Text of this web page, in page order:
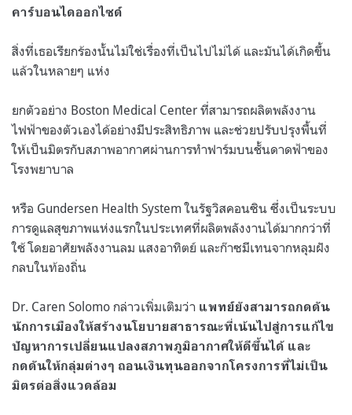
คาร์บอนไดออกไซด์
สิ่งที่เธอเรียกร้องนั้นไม่ใช่เรื่องที่เป็นไปไม่ได้ และมันได้เกิดขึ้น
แล้วในหลายๆ แห่ง
ยกตัวอย่าง Boston Medical Center ที่สามารถผลิตพลังงาน
ไฟฟ้าของตัวเองได้อย่างมีประสิทธิภาพ และช่วยปรับปรุงพื้นที่
ให้เป็นมิตรกับสภาพอากาศผ่านการทำฟาร์มบนชั้นดาดฟ้าของ
โรงพยาบาล
หรือ Gundersen Health System ในรัฐวิสคอนซิน ซึ่งเป็นระบบ
การดูแลสุขภาพแห่งแรกในประเทศที่ผลิตพลังงานได้มากกว่าที่
ใช้ โดยอาศัยพลังงานลม แสงอาทิตย์ และก๊าซมีเทนจากหลุมฝัง
กลบในท้องถิ่น
Dr. Caren Solomo กล่าวเพิ่มเติมว่า แพทย์ยังสามารถกดดัน
นักการเมืองให้สร้างนโยบายสาธารณะที่เน้นไปสู่การแก้ไข
ปัญหาการเปลี่ยนแปลงสภาพภูมิอากาศให้ดีขึ้นได้ และ
กดดันให้กลุ่มต่างๆ ถอนเงินทุนออกจากโครงการที่ไม่เป็น
มิตรต่อสิ่งแวดล้อม